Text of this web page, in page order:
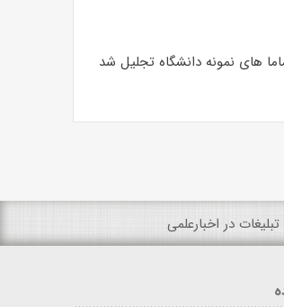
های نمونه دانشگاه تجلیل شد
تبلیغات در اخبارعلمی